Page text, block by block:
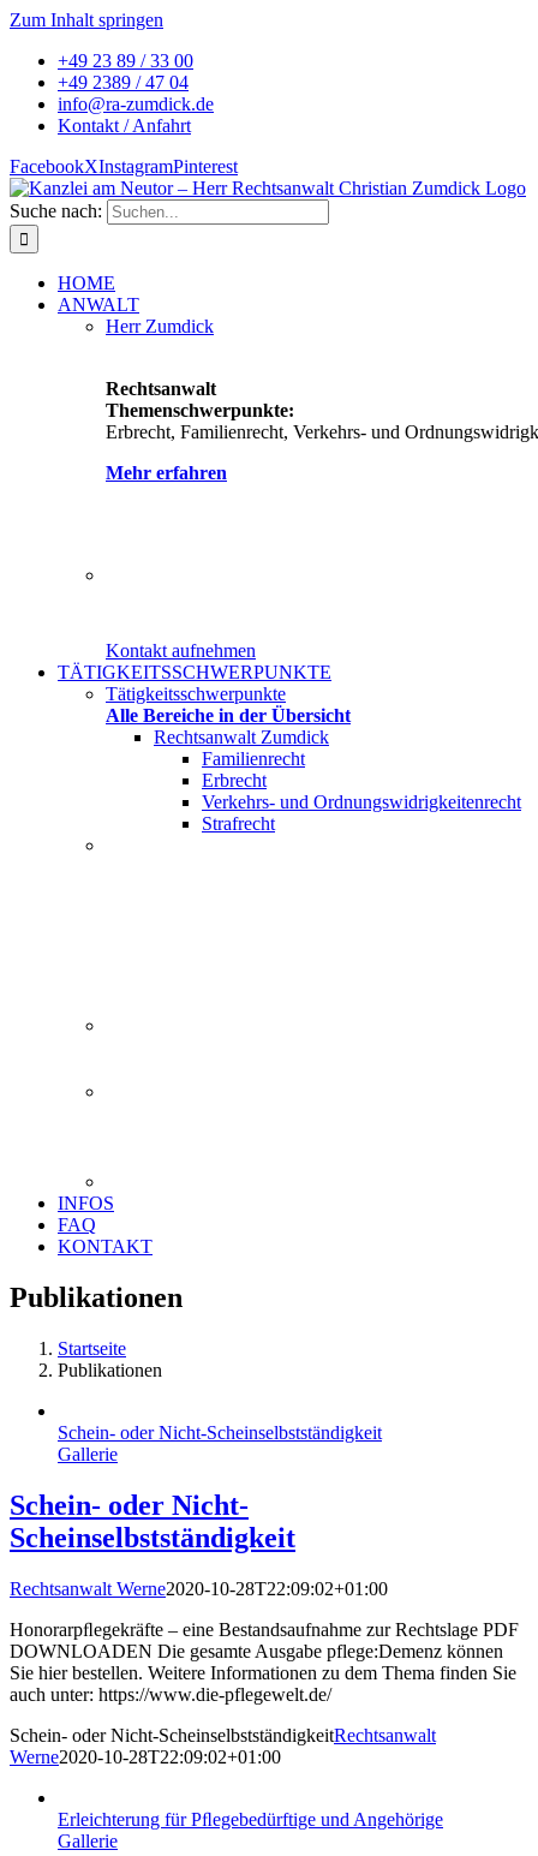
Zum Inhalt springen
+49 23 89 / 33 00
+49 2389 / 47 04
info@ra-zumdick.de
Kontakt / Anfahrt
FacebookXInstagramPinterest
Suche nach:
HOME
ANWALT
Herr Zumdick
Rechtsanwalt
Themenschwerpunkte:
Erbrecht, Familienrecht, Verkehrs- und
Mehr erfahren
Kontakt aufnehmen
TÄTIGKEITSSCHWERPUNKTE
Tätigkeitsschwerpunkte
Alle Bereiche in der Übersicht
Rechtsanwalt Zumdick
Familienrecht
Erbrecht
Verkehrs- und Ordnungswidrigkeitenrecht
Strafrecht
INFOS
FAQ
KONTAKT
Publikationen
Startseite
Publikationen
Schein- oder Nicht-Scheinselbstständigkeit
Gallerie
Schein- oder Nicht-
Scheinselbstständigkeit
Rechtsanwalt Werne2020-10-28T22:09:02+01:00
Honorarpﬂegekräfte – eine Bestandsaufnahme zur Rechtslage PDF
DOWNLOADEN Die gesamte Ausgabe pflege:Demenz können
Sie hier bestellen. Weitere Informationen zu dem Thema finden Sie
auch unter: https://www.die-pflegewelt.de/
Schein- oder Nicht-ScheinselbstständigkeitRechtsanwalt
Werne2020-10-28T22:09:02+01:00
Erleichterung für Pﬂegebedürftige und Angehörige
Gallerie